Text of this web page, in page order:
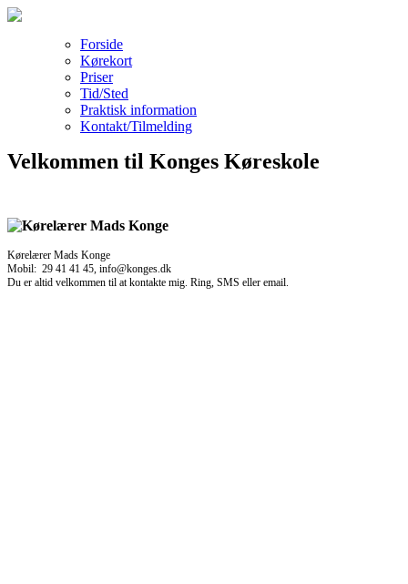
Forside
Kørekort
Priser
Tid/Sted
Praktisk information
Kontakt/Tilmelding
Velkommen til Konges Køreskole
Kørelærer Mads Konge
Mobil: 29 41 41 45, info@konges.dk
Du er altid velkommen til at kontakte mig. Ring, SMS eller email.